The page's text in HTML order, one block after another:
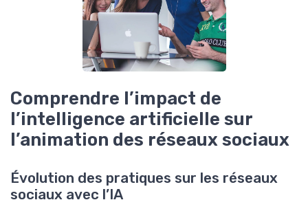
Comprendre l’impact de
l’intelligence artificielle sur
l’animation des réseaux sociaux
Évolution des pratiques sur les réseaux
sociaux avec l’IA